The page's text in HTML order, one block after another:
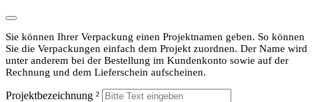
Sie können Ihrer Verpackung einen Projektnamen geben. So können
Sie die Verpackungen einfach dem Projekt zuordnen. Der Name wird
unter anderem bei der Bestellung im Kundenkonto sowie auf der
Rechnung und dem Lieferschein aufscheinen.
Projektbezeichnung ²